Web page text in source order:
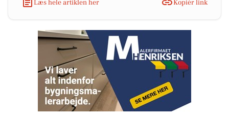
Læs hele artiklen her
Kopiér link